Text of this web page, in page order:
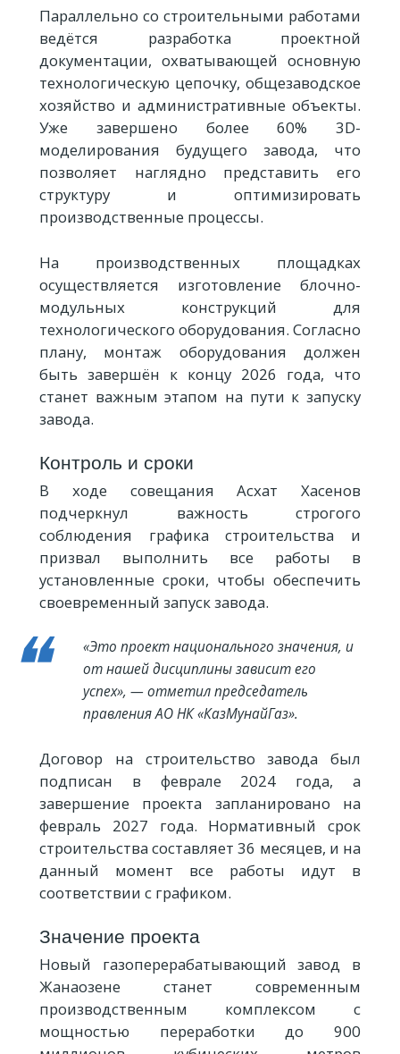
Параллельно со строительными работами
ведётся разработка проектной
документации, охватывающей основную
технологическую цепочку, общезаводское
хозяйство и административные объекты.
Уже завершено более 60% 3D-
моделирования будущего завода, что
позволяет наглядно представить его
структуру и оптимизировать
производственные процессы.
На производственных площадках
осуществляется изготовление блочно-
модульных конструкций для
технологического оборудования. Согласно
плану, монтаж оборудования должен
быть завершён к концу 2026 года, что
станет важным этапом на пути к запуску
завода.
Контроль и сроки
В ходе совещания Асхат Хасенов
подчеркнул важность строгого
соблюдения графика строительства и
призвал выполнить все работы в
установленные сроки, чтобы обеспечить
своевременный запуск завода.
«Это проект национального значения, и
от нашей дисциплины зависит его
успех», — отметил председатель
правления АО НК «КазМунайГаз».
Договор на строительство завода был
подписан в феврале 2024 года, а
завершение проекта запланировано на
февраль 2027 года. Нормативный срок
строительства составляет 36 месяцев, и на
данный момент все работы идут в
соответствии с графиком.
Значение проекта
Новый газоперерабатывающий завод в
Жанаозене станет современным
производственным комплексом с
мощностью переработки до 900